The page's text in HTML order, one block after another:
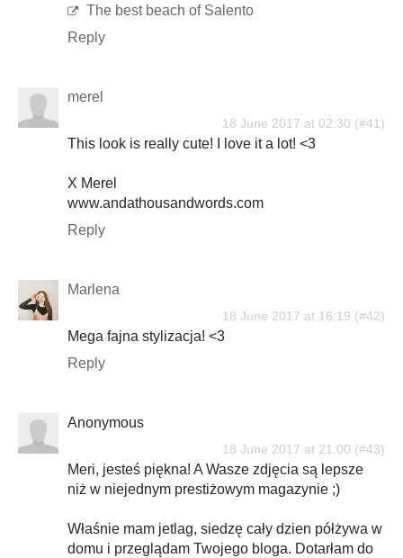
The best beach of Salento
Reply
merel
18 June 2017 at 02:30
This look is really cute! I love it a lot! <3
X Merel
www.andathousandwords.com
Reply
Marlena
18 June 2017 at 16:19
Mega fajna stylizacja! <3
Reply
Anonymous
18 June 2017 at 21:00
Meri, jesteś piękna! A Wasze zdjęcia są lepsze
niż w niejednym prestiżowym magazynie ;)
Właśnie mam jetlag, siedzę cały dzien półżywa w
domu i przeglądam Twojego bloga. Dotarłam do